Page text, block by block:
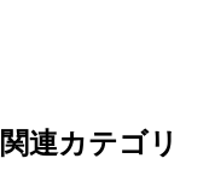
関連カテゴリ